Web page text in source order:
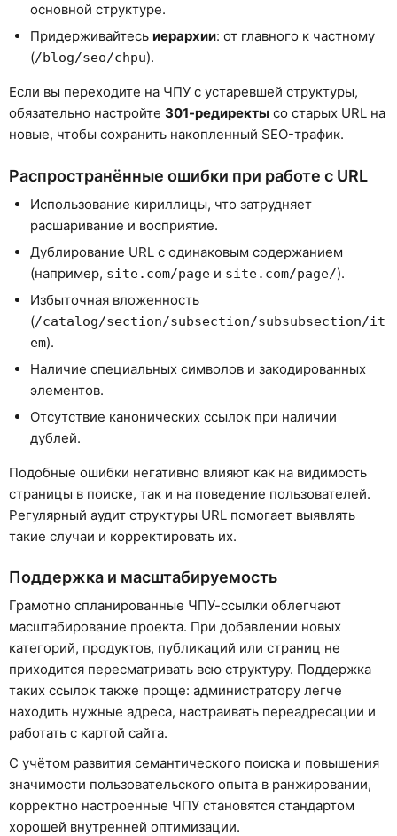
основной структуре.
Придерживайтесь иерархии: от главного к частному
(/blog/seo/chpu).
Если вы переходите на ЧПУ с устаревшей структуры,
обязательно настройте 301-редиректы со старых URL на
новые, чтобы сохранить накопленный SEO-трафик.
Распространённые ошибки при работе с URL
Использование кириллицы, что затрудняет
расшаривание и восприятие.
Дублирование URL с одинаковым содержанием
(например, site.com/page и site.com/page/).
Избыточная вложенность
(/catalog/section/subsection/subsubsection/it
em).
Наличие специальных символов и закодированных
элементов.
Отсутствие канонических ссылок при наличии
дублей.
Подобные ошибки негативно влияют как на видимость
страницы в поиске, так и на поведение пользователей.
Регулярный аудит структуры URL помогает выявлять
такие случаи и корректировать их.
Поддержка и масштабируемость
Грамотно спланированные ЧПУ-ссылки облегчают
масштабирование проекта. При добавлении новых
категорий, продуктов, публикаций или страниц не
приходится пересматривать всю структуру. Поддержка
таких ссылок также проще: администратору легче
находить нужные адреса, настраивать переадресации и
работать с картой сайта.
С учётом развития семантического поиска и повышения
значимости пользовательского опыта в ранжировании,
корректно настроенные ЧПУ становятся стандартом
хорошей внутренней оптимизации.